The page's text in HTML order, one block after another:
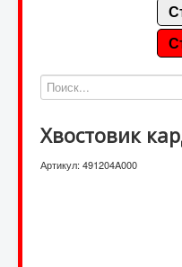
Хвостовик
Артикул: 491204A000